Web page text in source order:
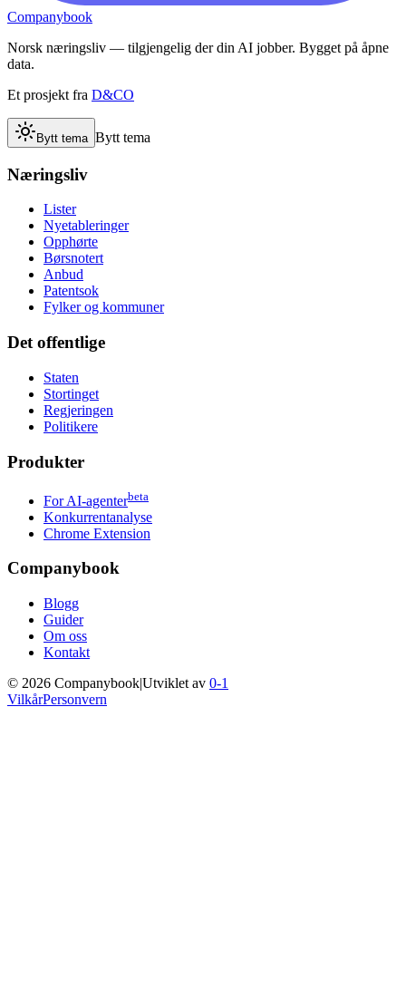
Companybook
Norsk næringsliv — tilgjengelig der din AI jobber. Bygget på åpne
data.
Et prosjekt fra D&CO
Bytt tema Bytt tema
Næringsliv
Lister
Nyetableringer
Opphørte
Børsnotert
Anbud
Patentsok
Fylker og kommuner
Det offentlige
Staten
Stortinget
Regjeringen
Politikere
Produkter
For AI-agenterbeta
Konkurrentanalyse
Chrome Extension
Companybook
Blogg
Guider
Om oss
Kontakt
© 2026 Companybook|Utviklet av 0-1
VilkårPersonvern